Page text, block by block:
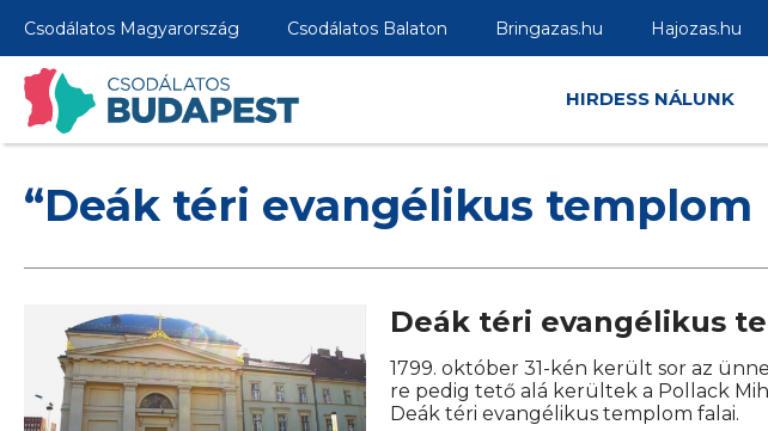
Csodálatos Magyarország Csodálatos Balaton Bringazas.hu Hajozas.hu
HIRDESS NÁLUNK
“Deák téri evangélikus
Deák téri evangélikus
1799. október 31-kén került sor az
re pedig tető alá kerültek a Pollack
Deák téri evangélikus templom falai.